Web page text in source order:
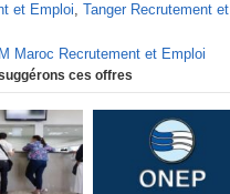
et Emploi, Tanger Recrutement et
Maroc Recrutement et Emploi
ces offres